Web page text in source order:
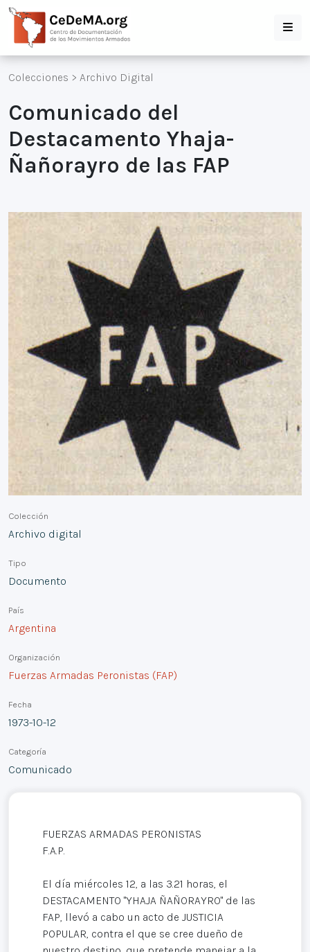
Colecciones > Archivo Digital
Comunicado del
Destacamento Yhaja-
Ñañorayro de las FAP
Colección
Archivo digital
Tipo
Documento
País
Argentina
Organización
Fuerzas Armadas Peronistas (FAP)
Fecha
1973-10-12
Categoría
Comunicado
FUERZAS ARMADAS PERONISTAS
F.A.P.
El día miércoles 12, a las 3.21 horas, el
DESTACAMENTO "YHAJA ÑAÑORAYRO" de las
FAP, llevó a cabo un acto de JUSTICIA
POPULAR, contra el que se cree dueño de